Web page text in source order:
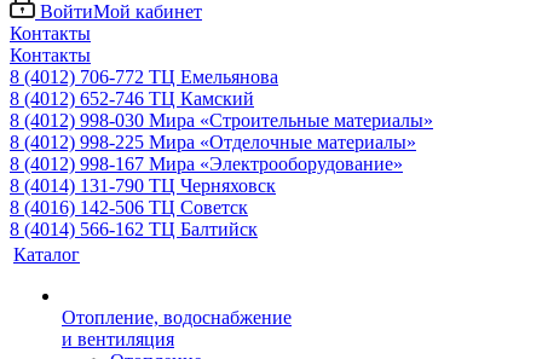
ВойтиМой кабинет
Контакты
Контакты
8 (4012) 706-772 ТЦ Емельянова
8 (4012) 652-746 ТЦ Камский
8 (4012) 998-030 Мира «Строительные материалы»
8 (4012) 998-225 Мира «Отделочные материалы»
8 (4012) 998-167 Мира «Электрооборудование»
8 (4014) 131-790 ТЦ Черняховск
8 (4016) 142-506 ТЦ Советск
8 (4014) 566-162 ТЦ Балтийск
Каталог
Отопление, водоснабжение
и вентиляция